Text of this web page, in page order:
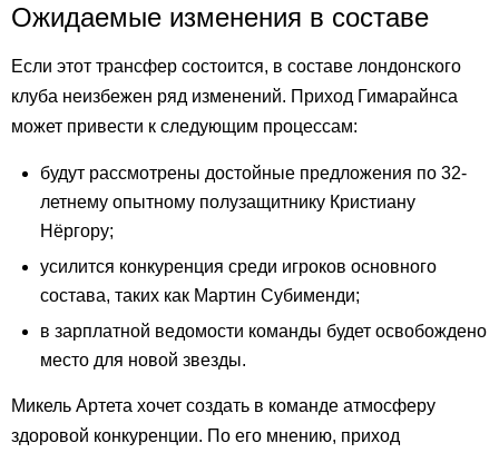
Ожидаемые изменения в составе
Если этот трансфер состоится, в составе лондонского
клуба неизбежен ряд изменений. Приход Гимарайнса
может привести к следующим процессам:
будут рассмотрены достойные предложения по 32-
летнему опытному полузащитнику Кристиану
Нёргору;
усилится конкуренция среди игроков основного
состава, таких как Мартин Субименди;
в зарплатной ведомости команды будет освобождено
место для новой звезды.
Микель Артета хочет создать в команде атмосферу
здоровой конкуренции. По его мнению, приход